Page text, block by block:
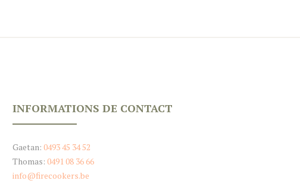
INFORMATIONS DE CONTACT
Gaetan:0493 45 34 52‬
Thomas: ‭0491 08 36 66‬
info@firecookers.be